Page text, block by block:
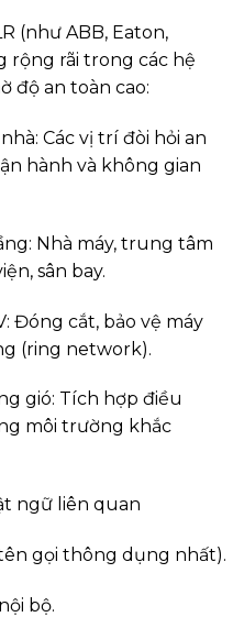
(như ABB, Eaton,
rộng rãi trong các hệ
độ an toàn cao:
Các vị trí đòi hỏi an
hành và không gian
Nhà máy, trung tâm
sân bay.
Đóng cắt, bảo vệ máy
(ring network).
gió: Tích hợp điều
môi trường khắc
ngữ liên quan
gọi thông dụng nhất).
bộ.